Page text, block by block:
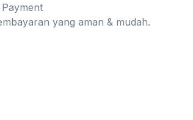
yang aman & mudah.